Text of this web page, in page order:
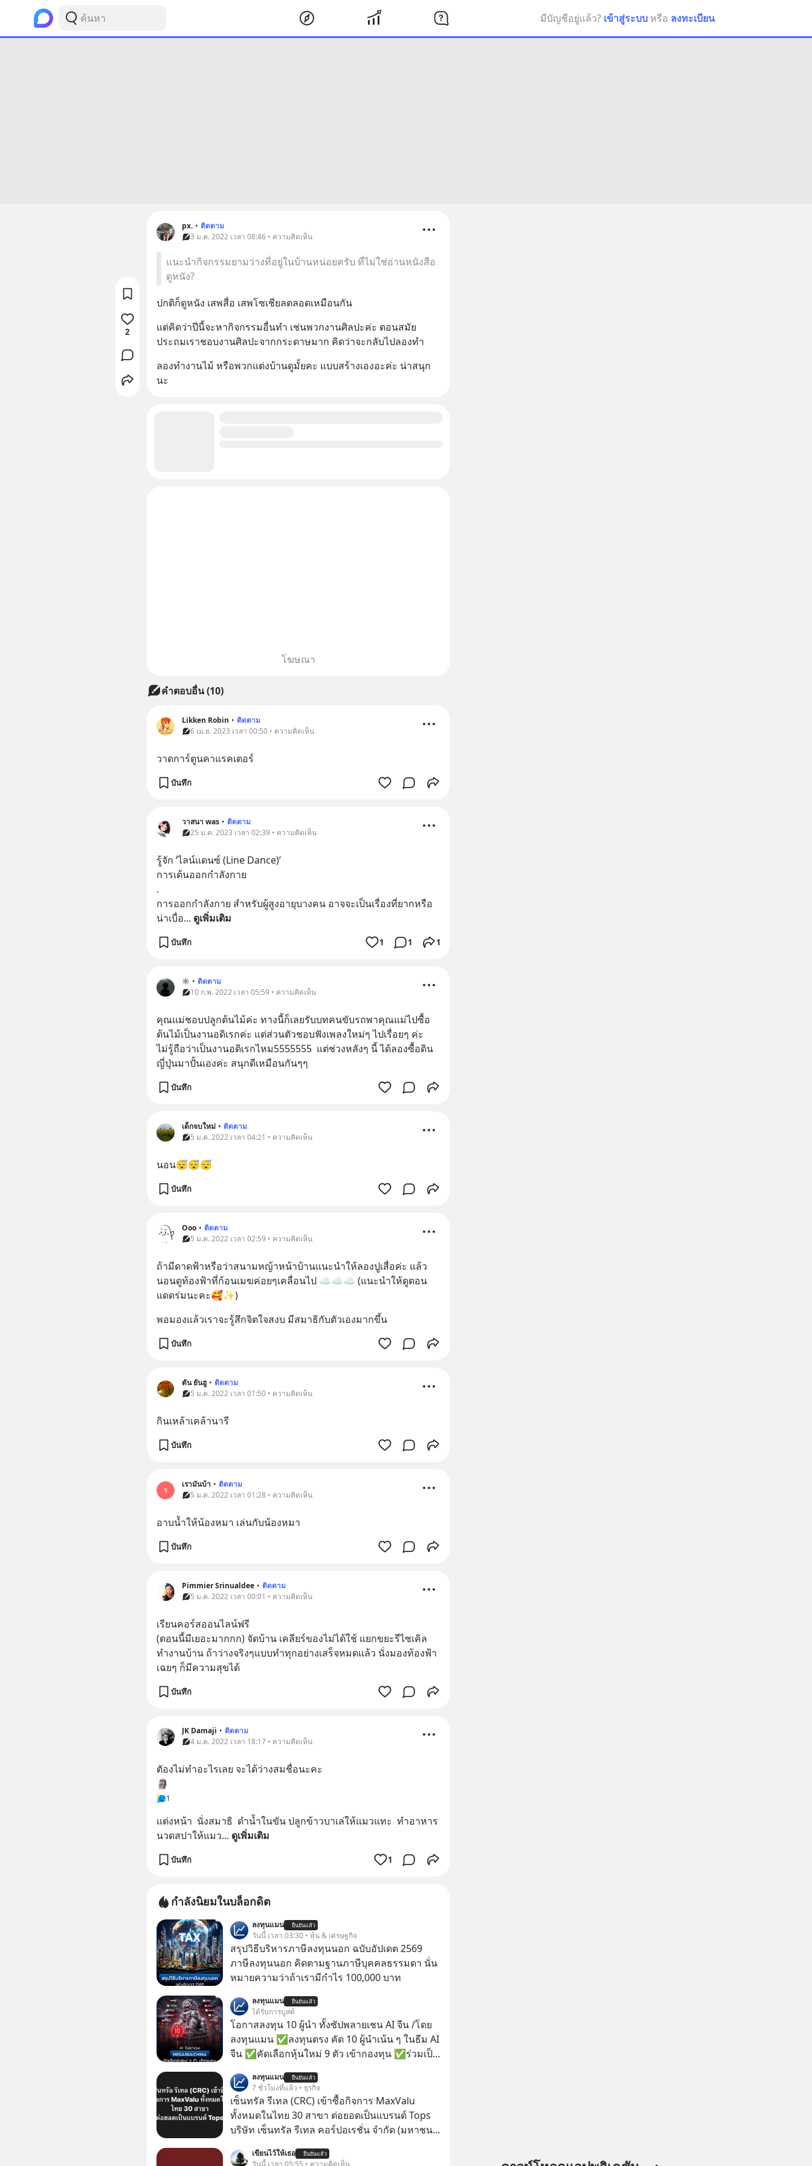
มีบัญชีอยู่แล้ว? เข้าสู่ระบบ หรือ ลงทะเบียน
px. • ติดตาม
3 ม.ค. 2022 เวลา 08:46 • ความคิดเห็น
แนะนำกิจกรรมยามว่างที่อยู่ในบ้านหน่อยครับ ที่ไม่ใช่อ่านหนังสือ
ดูหนัง?
ปกติก็ดูหนัง เสพสื่อ เสพโซเชียลตลอดเหมือนกัน
แต่คิดว่าปีนี้จะหากิจกรรมอื่นทำ เช่นพวกงานศิลปะค่ะ ตอนสมัย
ประถมเราชอบงานศิลปะจากกระดาษมาก คิดว่าจะกลับไปลองทำ
ลองทำงานไม้ หรือพวกแต่งบ้านดูมั้ยคะ แบบสร้างเองอะค่ะ น่าสนุก
นะ
2
โฆษณา
คำตอบอื่น(10)
Likken Robin • ติดตาม
6 เม.ย. 2023 เวลา 00:50 • ความคิดเห็น
วาดการ์ตูนคาแรคเตอร์
บันทึก
วาสนา was • ติดตาม
25 ม.ค. 2023 เวลา 02:39 • ความคิดเห็น
รู้จัก ‘ไลน์แดนซ์ (Line Dance)’
การเต้นออกกำลังกาย
.
การออกกำลังกาย สำหรับผู้สูงอายุบางคน อาจจะเป็นเรื่องที่ยากหรือ
น่าเบื่อ... ดูเพิ่มเติม
บันทึก 1 1 1
☼ • ติดตาม
10 ก.พ. 2022 เวลา 05:59 • ความคิดเห็น
คุณแม่ชอบปลูกต้นไม้ค่ะ ทางนี้ก็เลยรับบทคนขับรถพาคุณแม่ไปซื้อ
ต้นไม้เป็นงานอดิเรกค่ะ แต่ส่วนตัวชอบฟังเพลงใหม่ๆ ไปเรื่อยๆ ค่ะ
ไม่รู้ถือว่าเป็นงานอดิเรกไหม5555555  แต่ช่วงหลังๆ นี้ ได้ลองซื้อดิน
ญี่ปุ่นมาปั้นเองค่ะ สนุกดีเหมือนกันๆๆ
บันทึก
เด็กจบใหม่ • ติดตาม
5 ม.ค. 2022 เวลา 04:21 • ความคิดเห็น
นอน😴😴😴
บันทึก
Ooo • ติดตาม
5 ม.ค. 2022 เวลา 02:59 • ความคิดเห็น
ถ้ามีดาดฟ้าหรือว่าสนามหญ้าหน้าบ้านแนะนำให้ลองปูเสื่อค่ะ แล้ว
นอนดูท้องฟ้าที่ก้อนเมฆค่อยๆเคลื่อนไป ☁️☁️☁️ (แนะนำให้ดูตอน
แดดร่มนะคะ🥰✨)
พอมองแล้วเราจะรู้สึกจิตใจสงบ มีสมาธิกับตัวเองมากขึ้น
บันทึก
ตัน ยันฮู • ติดตาม
5 ม.ค. 2022 เวลา 01:50 • ความคิดเห็น
กินเหล้าเคล้านารี
บันทึก
ร
เรามันบ้า • ติดตาม
5 ม.ค. 2022 เวลา 01:28 • ความคิดเห็น
อาบน้ำให้น้องหมา เล่นกับน้องหมา
บันทึก
Pimmier Srinualdee • ติดตาม
5 ม.ค. 2022 เวลา 00:01 • ความคิดเห็น
เรียนคอร์สออนไลน์ฟรี
(ตอนนี้มีเยอะมากกก) จัดบ้าน เคลียร์ของไม่ได้ใช้ แยกขยะรีไซเคิล
ทำงานบ้าน ถ้าว่างจริงๆแบบทำทุกอย่างเสร็จหมดแล้ว นั่งมองท้องฟ้า
เฉยๆ ก็มีความสุขได้
บันทึก
JK Damaji • ติดตาม
4 ม.ค. 2022 เวลา 18:17 • ความคิดเห็น
ตัองไม่ทำอะไรเลย จะได้ว่างสมชื่อนะคะ
🗿
1
แต่งหน้า  นั่งสมาธิ  ดำน้ำในขัน ปลูกข้าวบาเล่ให้แมวแทะ  ทำอาหาร
นวดสปาให้แมว... ดูเพิ่มเติม
บันทึก 1
กำลังนิยมในบล็อกดิต
ลงทุนแมน ยืนยันแล้ว
วันนี้ เวลา 03:30 • หุ้น & เศรษฐกิจ
สรุปวิธีบริหารภาษีลงทุนนอก ฉบับอัปเดต 2569
ภาษีลงทุนนอก คิดตามฐานภาษีบุคคลธรรมดา นั่น
หมายความว่าถ้าเรามีกำไร 100,000 บาท
ลงทุนแมน ยืนยันแล้ว
ได้รับการบูสต์
โอกาสลงทุน 10 ผู้นำ ทั้งซัปพลายเชน AI จีน /โดย
ลงทุนแมน ✅ลงทุนตรง คัด 10 ผู้นำเน้น ๆ ในธีม AI
จีน ✅คัดเลือกหุ้นใหม่ 9 ตัว เข้ากองทุน ✅ร่วมเป็น
ความจำ โมเดล AI ยันหุ่นยนต์ ✅ได้การรับยกเว้น
ภาษี Capital Gain ตามกฎหมายภาษีของ
ประเทศไทย
ลงทุนแมน ยืนยันแล้ว
7 ชั่วโมงที่แล้ว • ธุรกิจ
เซ็นทรัล รีเทล (CRC) เข้าซื้อกิจการ MaxValu
ทั้งหมดในไทย 30 สาขา ต่อยอดเป็นแบรนด์ Tops
บริษัท เซ็นทรัล รีเทล คอร์ปอเรชั่น จำกัด (มหาชน)
ฟู้ด รีเทล จำกัด (CFR) ซึ่งเป็นบริษัทย่อยที่ CRC ถือ
เขียนไว้ให้เธอ ยืนยันแล้ว
วันนี้ เวลา 05:55 • ความคิดเห็น